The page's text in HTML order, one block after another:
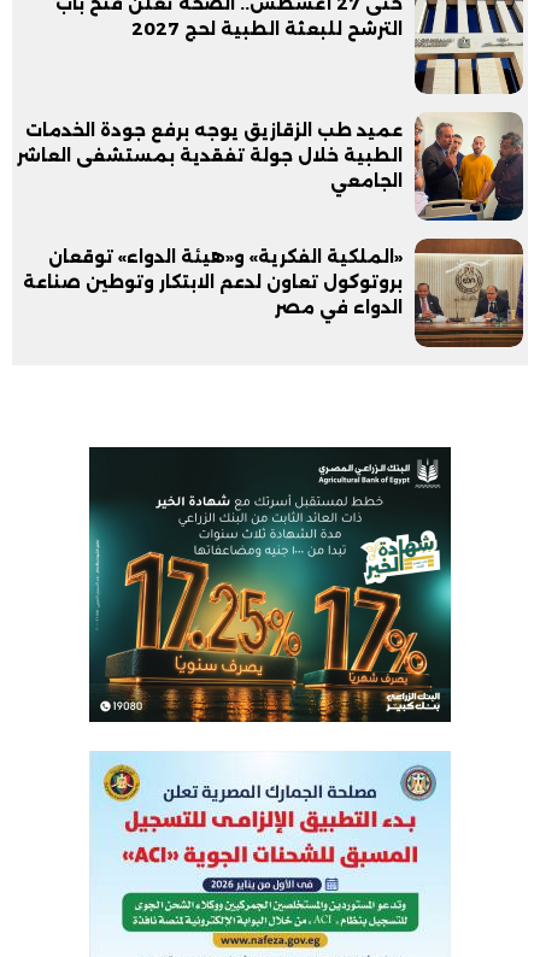
الترشح للبعثة الطبية لحج 2027
عميد طب الزقازيق يوجه برفع جودة الخدمات
الطبية خلال جولة تفقدية بمستشفى العاشر
الجامعي
«الملكية الفكرية» و«هيئة الدواء» توقعان
بروتوكول تعاون لدعم الابتكار وتوطين صناعة
الدواء في مصر